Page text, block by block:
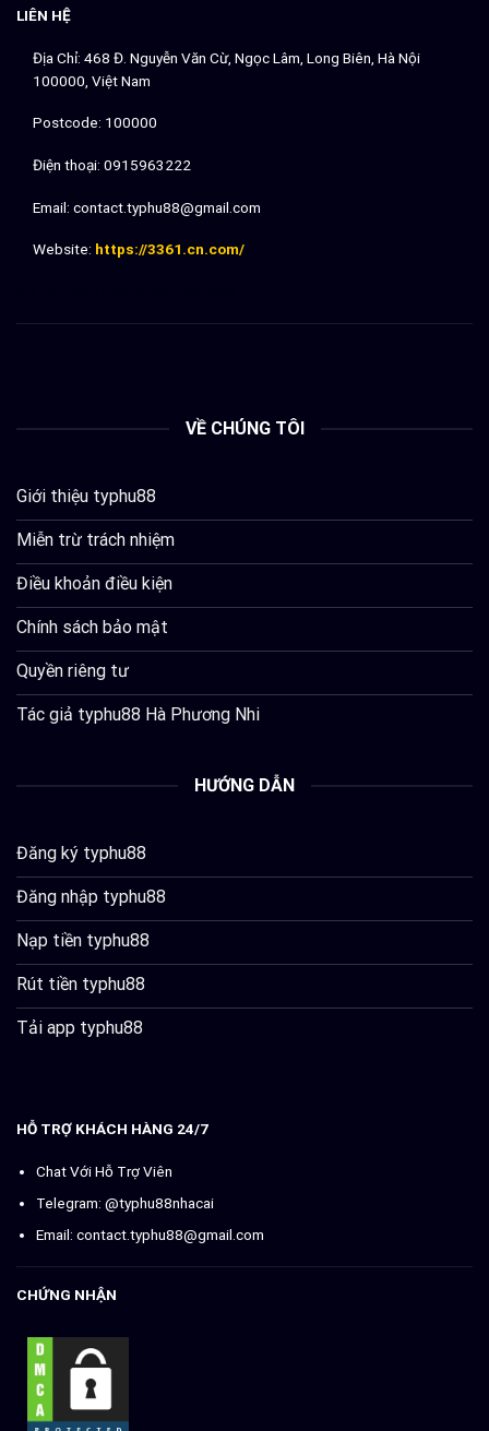
LIÊN HỆ
Địa Chỉ: 468 Đ. Nguyễn Văn Cừ, Ngọc Lâm, Long Biên, Hà Nội
100000, Việt Nam
Postcode: 100000
Điện thoại: 0915963222
Email: contact.typhu88@gmail.com
Website: https://3361.cn.com/
VỀ CHÚNG TÔI
Giới thiệu typhu88
Miễn trừ trách nhiệm
Điều khoản điều kiện
Chính sách bảo mật
Quyền riêng tư
Tác giả typhu88 Hà Phương Nhi
HƯỚNG DẪN
Đăng ký typhu88
Đăng nhập typhu88
Nạp tiền typhu88
Rút tiền typhu88
Tải app typhu88
HỖ TRỢ KHÁCH HÀNG 24/7
Chat Với Hỗ Trợ Viên
Telegram: @typhu88nhacai
Email: contact.typhu88@gmail.com
CHỨNG NHẬN